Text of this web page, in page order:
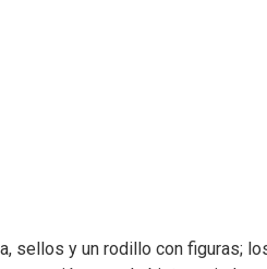
sellos y un rodillo con figuras;